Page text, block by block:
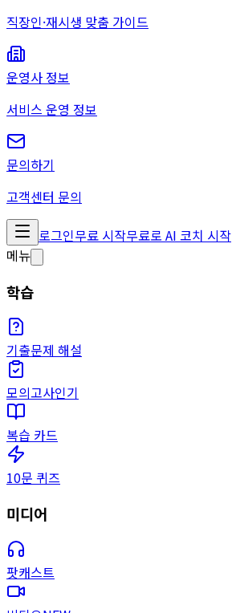
직장인·재시생 맞춤 가이드
운영사 정보
서비스 운영 정보
문의하기
고객센터 문의
로그인무료 시작무료로 AI 코치 시작
메뉴
학습
기출문제 해설
모의고사인기
복습 카드
10문 퀴즈
미디어
팟캐스트